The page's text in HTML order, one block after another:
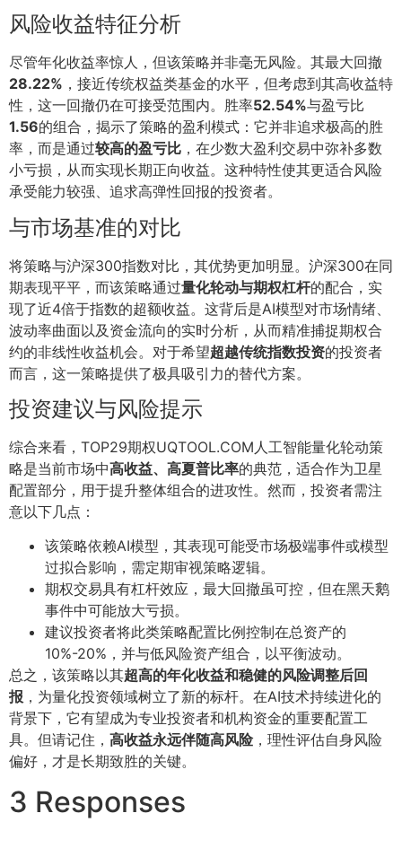
风险收益特征分析
尽管年化收益率惊人，但该策略并非毫无风险。其最大回撤
28.22% ，接近传统权益类基金的水平，但考虑到其高收益特
性，这一回撤仍在可接受范围内。胜率52.54%与盈亏比
1.56的组合，揭示了策略的盈利模式：它并非追求极高的胜
率，而是通过较高的盈亏比 ，在少数大盈利交易中弥补多数
小亏损，从而实现长期正向收益。这种特性使其更适合风险
承受能力较强、追求高弹性回报的投资者。
与市场基准的对比
将策略与沪深300指数对比，其优势更加明显。沪深300在同
期表现平平，而该策略通过量化轮动与期权杠杆的配合，实
现了近4倍于指数的超额收益。这背后是AI模型对市场情绪、
波动率曲面以及资金流向的实时分析，从而精准捕捉期权合
约的非线性收益机会。对于希望超越传统指数投资的投资者
而言，这一策略提供了极具吸引力的替代方案。
投资建议与风险提示
综合来看，TOP29期权UQTOOL.COM人工智能量化轮动策
略是当前市场中高收益、高夏普比率的典范，适合作为卫星
配置部分，用于提升整体组合的进攻性。然而，投资者需注
意以下几点：
该策略依赖AI模型，其表现可能受市场极端事件或模型
过拟合影响，需定期审视策略逻辑。
期权交易具有杠杆效应，最大回撤虽可控，但在黑天鹅
事件中可能放大亏损。
建议投资者将此类策略配置比例控制在总资产的
10%-20%，并与低风险资产组合，以平衡波动。
总之，该策略以其超高的年化收益和稳健的风险调整后回
报 ，为量化投资领域树立了新的标杆。在AI技术持续进化的
背景下，它有望成为专业投资者和机构资金的重要配置工
具。但请记住， 高收益永远伴随高风险，理性评估自身风险
偏好，才是长期致胜的关键。
3 Responses